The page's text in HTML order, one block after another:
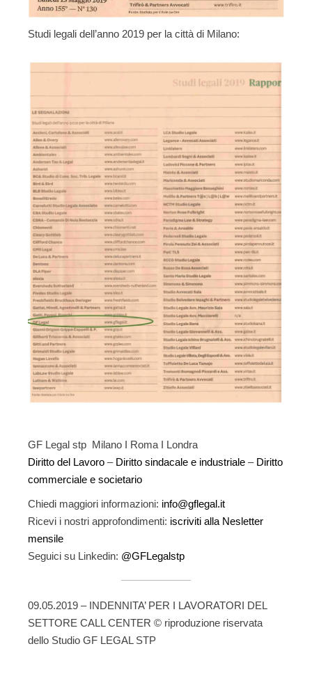
Studi legali dell’anno 2019 per la città di Milano:
GF Legal stp Milano I Roma I Londra
Diritto del Lavoro – Diritto sindacale e industriale – Diritto
commerciale e societario
Chiedi maggiori informazioni: info@gflegal.it
Ricevi i nostri approfondimenti: iscriviti alla Nesletter
mensile
Seguici su Linkedin: @GFLegalstp
09.05.2019 – INDENNITA’ PER I LAVORATORI DEL
SETTORE CALL CENTER © riproduzione riservata
dello Studio GF LEGAL STP